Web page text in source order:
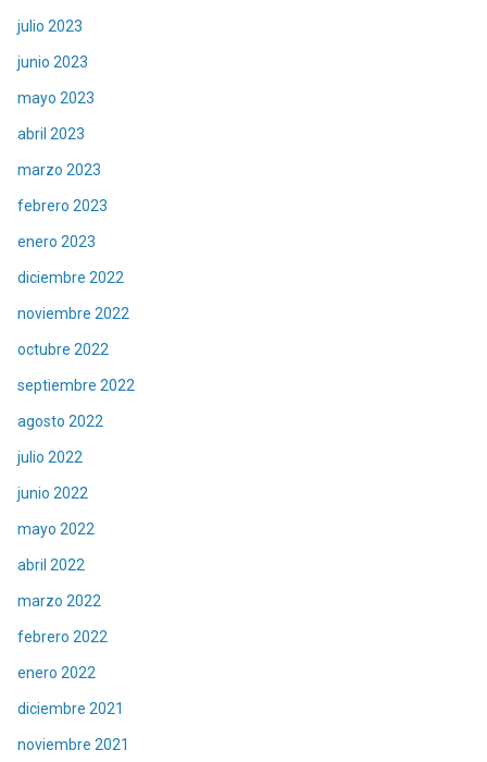
julio 2023
junio 2023
mayo 2023
abril 2023
marzo 2023
febrero 2023
enero 2023
diciembre 2022
noviembre 2022
octubre 2022
septiembre 2022
agosto 2022
julio 2022
junio 2022
mayo 2022
abril 2022
marzo 2022
febrero 2022
enero 2022
diciembre 2021
noviembre 2021